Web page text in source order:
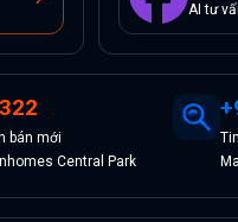
AI tư
322
bán mới
Central Park
+